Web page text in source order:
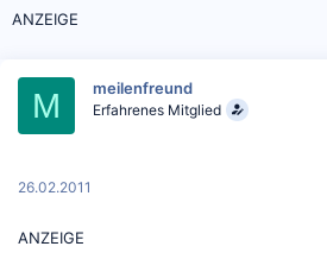
r
*
ANZEIGE
M meilenfreund
Erfahrenes Mitglied
26.02.2011
ANZEIGE